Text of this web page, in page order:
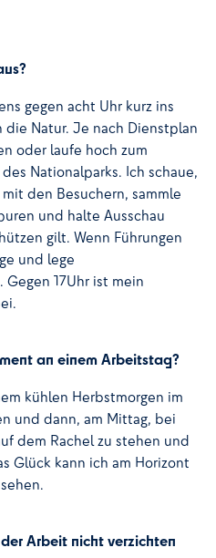
gegen acht Uhr kurz ins
die Natur. Je nach Dienstplan
oder laufe hoch zum
Nationalparks. Ich schaue,
den Besuchern, sammle
und halte Ausschau
gilt. Wenn Führungen
und lege
17Uhr ist mein
an einem Arbeitstag?
kühlen Herbstmorgen im
und dann, am Mittag, bei
dem Rachel zu stehen und
Glück kann ich am Horizont
Arbeit nicht verzichten